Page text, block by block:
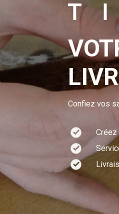
Confiez vos